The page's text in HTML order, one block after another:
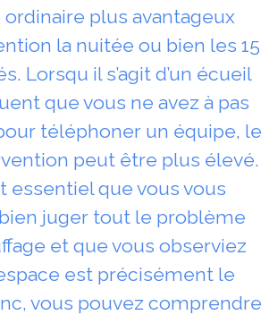
plus avantageux
la nuitée ou bien les 15
Lorsqu il s’agit d’un écueil
que vous ne avez à pas
téléphoner un équipe, le
peut être plus élevé.
essentiel que vous vous
juger tout le problème
et que vous observiez
est précisément le
vous pouvez comprendre